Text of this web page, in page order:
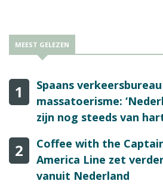
MEEST GELEZEN
1
Spaans
massatoerisme:
zijn nog steeds van
2
Coffee with the
America Line zet
vanuit Nederland